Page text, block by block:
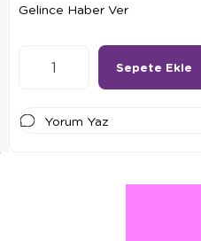
Gelince Haber Ver
Yorum Yaz